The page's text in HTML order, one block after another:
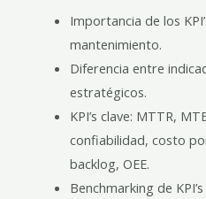
Importancia de los
mantenimiento.
Diferencia entre
estratégicos.
KPI’s clave: MTTR,
confiabilidad, costo
backlog, OEE.
Benchmarking de